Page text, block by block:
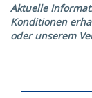
Aktuelle
Konditionen
oder unserem